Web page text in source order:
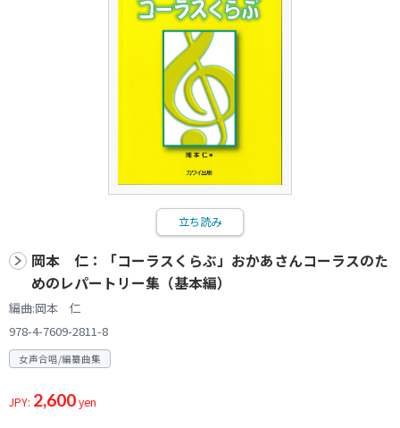
立ち読み
岡本 仁：「コーラスくらぶ」おかあさんコーラスのた
めのレパートリー集（基本編）
編曲:岡本 仁
978-4-7609-2811-8
女声合唱/編纂曲集
JPY: 2,600yen